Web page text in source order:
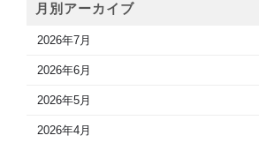
月別アーカイブ
2026年7月
2026年6月
2026年5月
2026年4月